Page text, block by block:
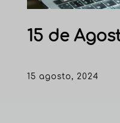
15 de
15 agosto, 2024